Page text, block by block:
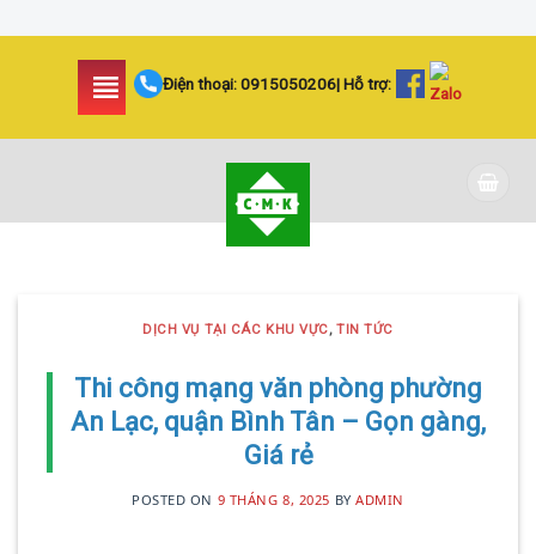
Điện thoại:0915050206| Hỗ trợ:
DỊCH VỤ TẠI CÁC KHU VỰC TIN
SIÊU AN NINH VÀ SIÊU
TIẾT KIỆM | CAMERA
MINH KHANG
20 Tháng 5, 2025
DỊCH VỤ TẠI CÁC KHU VỰC,TIN TỨC
Thi công mạng văn phòng phường
An Lạc, quận Bình Tân – Gọn gàng,
Giá rẻ
POSTED ON 9 THÁNG 8, 2025 BYADMIN